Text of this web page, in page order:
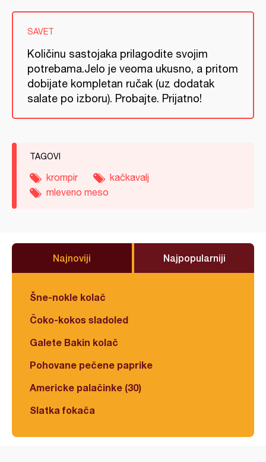
SAVET
Količinu sastojaka prilagodite svojim
potrebama.Jelo je veoma ukusno, a pritom
dobijate kompletan ručak (uz dodatak
salate po izboru). Probajte. Prijatno!
TAGOVI
krompir
kačkavalj
mleveno meso
Najnoviji Najpopularniji
Šne-nokle kolač
Čoko-kokos sladoled
Galete Bakin kolač
Pohovane pečene paprike
Americke palačinke (30)
Slatka fokača